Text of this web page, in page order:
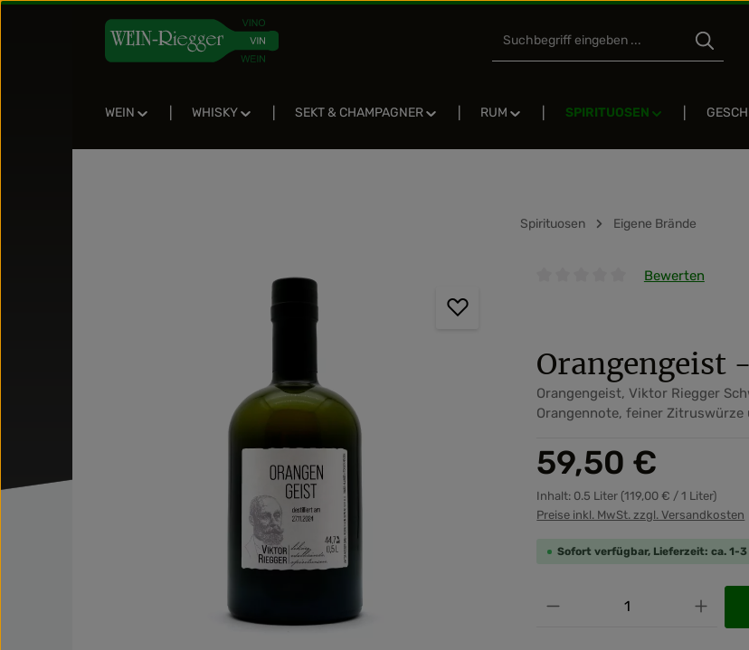
Zum Hauptinhalt springen
Zur Suche springen
Zur Hauptnavigation springen
WEIN WHISKY SEKT & CHAMPAGNER RUM SPIRITUOSEN
Spirituosen Eigene Brände
Bewerten
Orangengeist
Orangengeist, Viktor Riegger
Orangennote, feiner
Regulärer Preis:
59,50 €
Inhalt: 0.5 Liter (119,00 € / 1 Liter)
Preise inkl. MwSt. zzgl. Versandkosten
Sofort verfügbar, Lieferzeit: ca. 1-3
Produkt Anzahl: